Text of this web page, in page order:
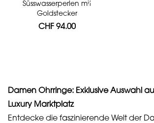
Süsswasserperlen mit
Goldstecker
CHF 94.00
Damen Ohrringe: Exklusive Auswahl
Luxury Marktplatz
Entdecke die faszinierende Welt der